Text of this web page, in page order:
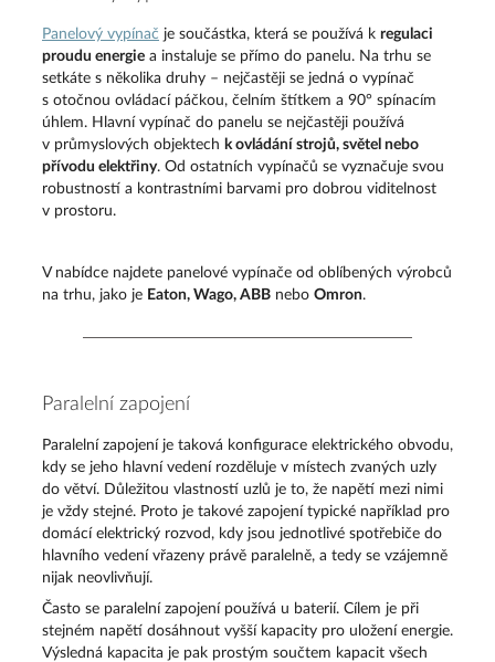
Panelový vypínač je součástka, která se používá k regulaci
proudu energie a instaluje se přímo do panelu. Na trhu se
setkáte s několika druhy – nejčastěji se jedná o vypínač
s otočnou ovládací páčkou, čelním štítkem a 90° spínacím
úhlem. Hlavní vypínač do panelu se nejčastěji používá
v průmyslových objektech k ovládání strojů, světel nebo
přívodu elektřiny. Od ostatních vypínačů se vyznačuje svou
robustností a kontrastními barvami pro dobrou viditelnost
v prostoru.
V nabídce najdete panelové vypínače od oblíbených výrobců
na trhu, jako je Eaton, Wago, ABB nebo Omron.
Paralelní zapojení
Paralelní zapojení je taková konfigurace elektrického obvodu,
kdy se jeho hlavní vedení rozděluje v místech zvaných uzly
do větví. Důležitou vlastností uzlů je to, že napětí mezi nimi
je vždy stejné. Proto je takové zapojení typické například pro
domácí elektrický rozvod, kdy jsou jednotlivé spotřebiče do
hlavního vedení vřazeny právě paralelně, a tedy se vzájemně
nijak neovlivňují.
Často se paralelní zapojení používá u baterií. Cílem je při
stejném napětí dosáhnout vyšší kapacity pro uložení energie.
Výsledná kapacita je pak prostým součtem kapacit všech